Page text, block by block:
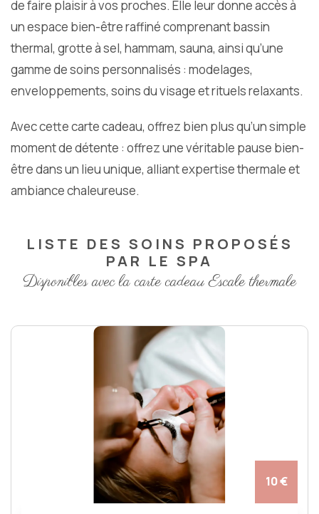
de faire plaisir à vos proches. Elle leur donne accès à
un espace bien-être raffiné comprenant bassin
thermal, grotte à sel, hammam, sauna, ainsi qu’une
gamme de soins personnalisés : modelages,
enveloppements, soins du visage et rituels relaxants.
Avec cette carte cadeau, offrez bien plus qu’un simple
moment de détente : offrez une véritable pause bien-
être dans un lieu unique, alliant expertise thermale et
ambiance chaleureuse.
LISTE DES SOINS PROPOSÉS
PAR LE SPA
Disponibles avec la carte cadeau Escale thermale
10 €